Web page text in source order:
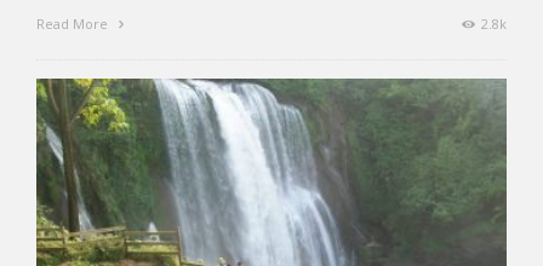
Read More 2.8k